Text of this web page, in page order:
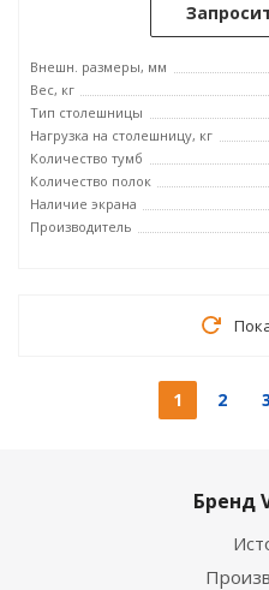
Внешн. размеры, мм
Вес, кг
Тип столешницы
Нагрузка на столешницу, кг
Количество тумб
Количество полок
Наличие экрана
Производитель
1 2 3
Бренд